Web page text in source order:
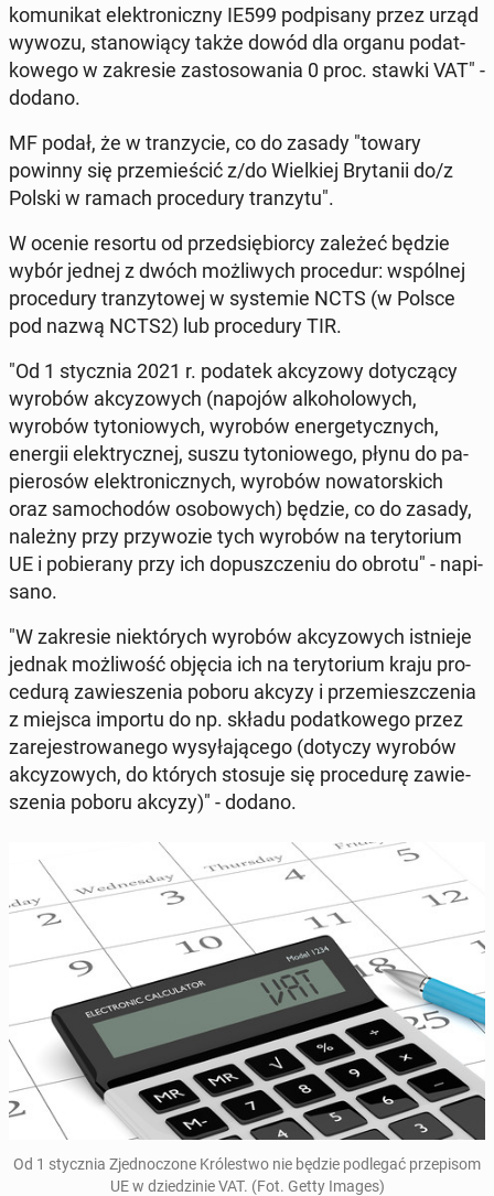
ko­mu­ni­kat elek­tro­nicz­ny IE599 pod­pi­sa­ny przez urząd
wywozu, sta­no­wią­cy także dowód dla organu po­dat­
ko­we­go w za­kre­sie za­sto­so­wa­nia 0 proc. stawki VAT" -
dodano.
MF podał, że w tran­zy­cie, co do zasady "towary
powinny się prze­mie­ścić z/do Wiel­kiej Bry­ta­nii do/z
Polski w ramach pro­ce­du­ry tran­zy­tu".
W ocenie resortu od przed­się­bior­cy zależeć będzie
wybór jednej z dwóch moż­li­wych pro­ce­dur: wspól­nej
pro­ce­du­ry tran­zy­to­wej w sys­te­mie NCTS (w Polsce
pod nazwą NCTS2) lub pro­ce­du­ry TIR.
"Od 1 stycz­nia 2021 r. podatek ak­cy­zo­wy do­ty­czą­cy
wyrobów ak­cy­zo­wych (napojów al­ko­ho­lo­wych,
wyrobów ty­to­nio­wych, wyrobów ener­ge­tycz­nych,
energii elek­trycz­nej, suszu ty­to­nio­we­go, płynu do pa­
pie­ro­sów elek­tro­nicz­nych, wyrobów no­wa­tor­skich
oraz sa­mo­cho­dów oso­bo­wych) będzie, co do zasady,
należny przy przy­wo­zie tych wyrobów na te­ry­to­rium
UE i po­bie­ra­ny przy ich do­pusz­cze­niu do obrotu" - na­pi­
sa­no.
"W za­kre­sie nie­któ­rych wyrobów ak­cy­zo­wych ist­nie­je
jednak moż­li­wość objęcia ich na te­ry­to­rium kraju pro­
ce­du­rą za­wie­sze­nia poboru akcyzy i prze­miesz­cze­nia
z miejsca importu do np. składu po­dat­ko­we­go przez
za­re­je­stro­wa­ne­go wy­sy­ła­ją­ce­go (dotyczy wyrobów
ak­cy­zo­wych, do których stosuje się pro­ce­du­rę za­wie­
sze­nia poboru akcyzy)" - dodano.
Od 1 stycz­nia Zjed­no­czo­ne Kró­le­stwo nie będzie pod­le­gać prze­pi­som
UE w dzie­dzi­nie VAT. (Fot. Getty Images)